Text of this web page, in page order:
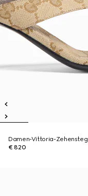
Damen-Vittoria-Zehensteg
€ 820